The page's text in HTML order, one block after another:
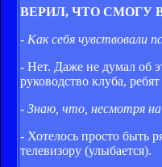
ВЕРИЛ, ЧТО СМОГУ
- Как себя чувствовали
- Нет. Даже не думал об
руководство клуба,
- Знаю, что, несмотря
- Хотелось просто быть
телевизору (улыбается).